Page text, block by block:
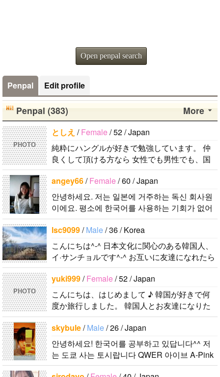
Open penpal search
Penpal Edit profile
More
Penpal (383)
PHOTO
としえ /Female/ 52 / Japan
純粋にハングルが好きで勉強しています。 仲
良くして頂ける方なら 女性でも男性でも、国
籍が何処でも歓迎です♪ 必ず返信します！！！
しかし、数うちゃ〜的な(一気に多人..
angey66/Female/ 60 / Japan
안녕하세요. 저는 일본에 거주하는 독신 회사원
이에요. 평소에 한국어를 사용하는 기회가 없어
서 그냥 한국어로 메일을 할 수 있는 한국인 친구
를 만나고 싶어요. 일상생활 등 편안..
lsc9099/Male/ 36 / Korea
こんにちは^-^ 日本文化に関心のある韓国人、
イ·サンチョルです^-^ お互いに友達になれたら
いいなと思います^-^ どうぞよろしくお願いし
ます^..
PHOTO
yuki999/Female/ 52 / Japan
こんにちは、はじめまして ♪ 韓国が好きで何
度か旅行しました。 韓国人とお友達になりた
くて登録しました。よろしくお願いします^..
skybule/Male/ 26 / Japan
안녕하세요! 한국어를 공부하고 있답니다^^ 저
는 도쿄 사는 토시랍니다 QWER 아이브 A-Pink
東方神起(5명) 하이라이트 세븐어클락 볼빨간사